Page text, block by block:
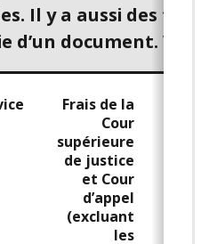
Il y a aussi des
d’un document.
Frais de la
Cour
supérieure
de justice
et Cour
d’appel
(excluant
les